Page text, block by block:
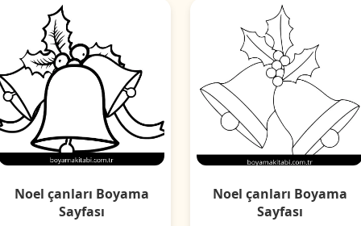
Noel çanları Boyama
Sayfası
Noel çanları Boyama
Sayfası